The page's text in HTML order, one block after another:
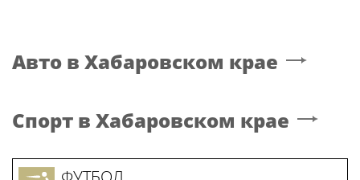
Авто в Хабаровском крае
Спорт в Хабаровском крае